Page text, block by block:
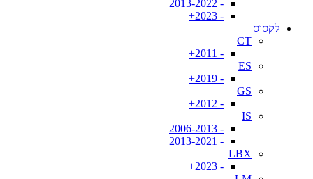
- 2013-2022
- 2023+
לקסוס
CT
- 2011+
ES
- 2019+
GS
- 2012+
IS
- 2006-2013
- 2013-2021
LBX
- 2023+